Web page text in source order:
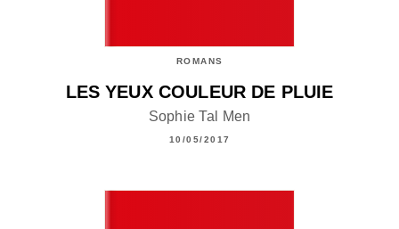
ROMANS
LES YEUX COULEUR DE PLUIE
Sophie Tal Men
10/05/2017